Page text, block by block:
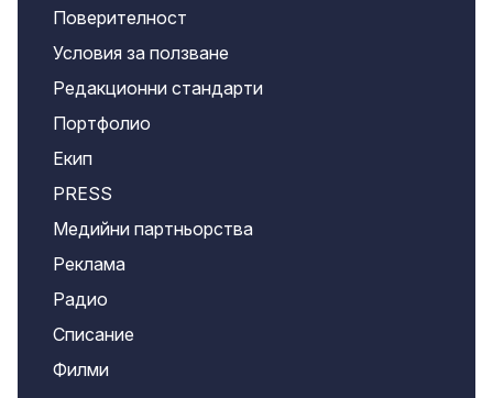
Поверителност
Условия за ползване
Редакционни стандарти
Портфолио
Екип
PRESS
Медийни партньорства
Реклама
Радио
Списание
Филми